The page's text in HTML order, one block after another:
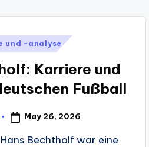
und -analyse
Karriere und
Fußball
May 26, 2026
Bechtholf war eine